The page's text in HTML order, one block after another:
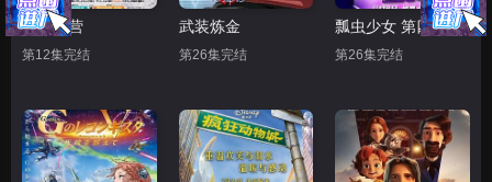
摇曳露营
第12集完结
武装炼金
第26集完结
瓢虫少女 第四季
第26集完结